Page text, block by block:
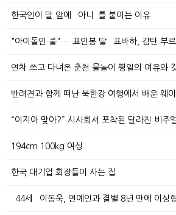
한국인이 말 앞에 `아니`를 붙이는 이유
"아이돌인 줄"…`표인봉 딸` 표바하, 감탄 부
연차 쓰고 다녀온 춘천 물놀이 평일의 여유와
반려견과 함께 떠난 북한강 여행에서 배운 웨
“이지아 맞아?” 시사회서 포착된 달라진 비주얼
194cm 100kg 여성.
한국 대기업 회장들이 사는 집
`44세` 이동욱, 연예인과 결별 8년 만에 이상